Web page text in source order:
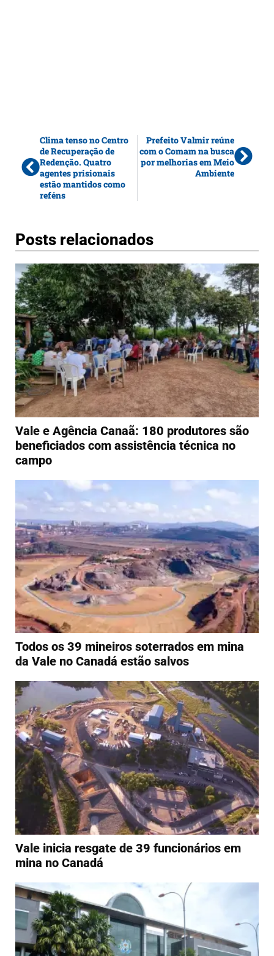
Clima tenso no Centro
de Recuperação de
Redenção. Quatro
agentes prisionais
estão mantidos como
reféns
Prefeito Valmir reúne
com o Comam na busca
por melhorias em Meio
Ambiente
Posts relacionados
Vale e Agência Canaã: 180 produtores são
beneficiados com assistência técnica no
campo
Todos os 39 mineiros soterrados em mina
da Vale no Canadá estão salvos
Vale inicia resgate de 39 funcionários em
mina no Canadá